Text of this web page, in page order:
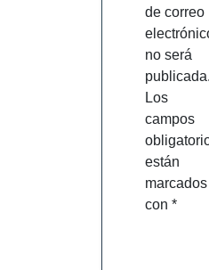
de correo
no será
publicada.
Los
campos
están
marcados
con *